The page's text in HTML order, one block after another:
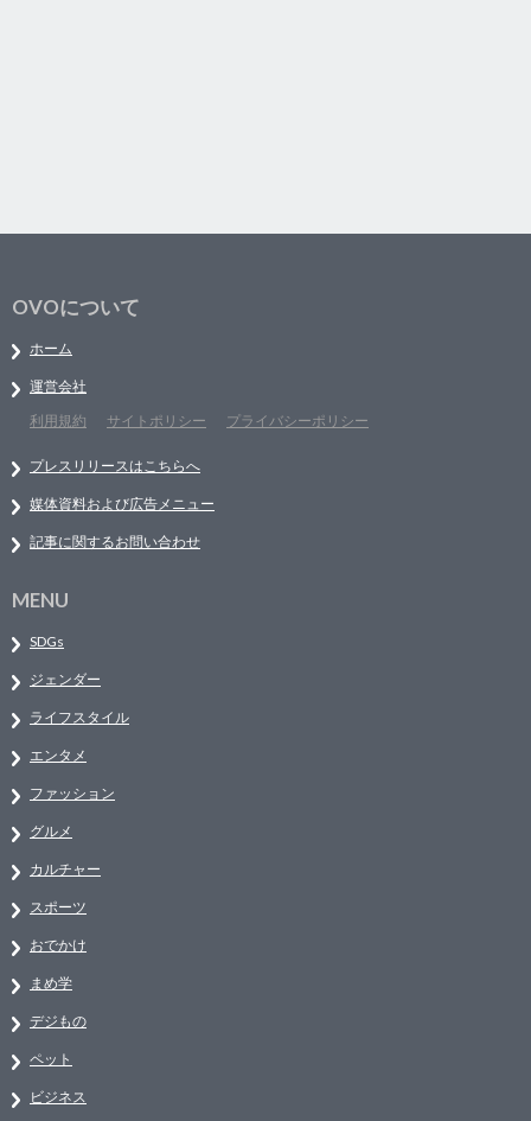
OVOについて
ホーム
運営会社
利用規約
サイトポリシー プライバシーポリシー
プレスリリースはこちらへ
媒体資料および広告メニュー
記事に関するお問い合わせ
MENU
SDGs
ジェンダー
ライフスタイル
エンタメ
ファッション
グルメ
カルチャー
スポーツ
おでかけ
まめ学
デジもの
ペット
ビジネス